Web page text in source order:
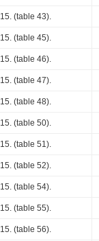
15. (table 43).
15. (table 45).
15. (table 46).
15. (table 47).
15. (table 48).
15. (table 50).
15. (table 51).
15. (table 52).
15. (table 54).
15. (table 55).
15. (table 56).